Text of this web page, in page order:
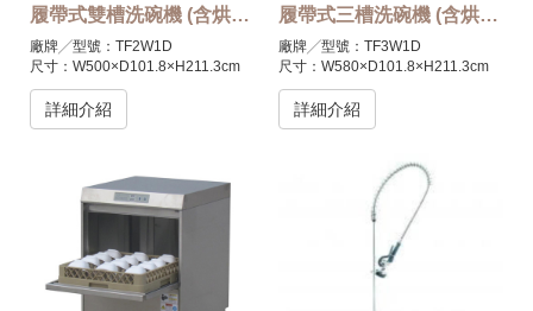
履帶式雙槽洗碗機 (含烘乾段)
廠牌╱型號：TF2W1D
尺寸：W500×D101.8×H211.3cm
材質：不銹鋼
電力：3PH 220V/380V(三相五線
制)
5000個籃框
產地：進口品
詳細介紹
履帶式三槽洗碗機 (含烘乾段)
廠牌╱型號：TF3W1D
尺寸：W580×D101.8×H211.3cm
材質：不銹鋼
電力：3PH 220V/380V(三相五線
制)
處理量(滿載/單一物件) /每小時：
另有蒸汽可供選擇
詳細介紹